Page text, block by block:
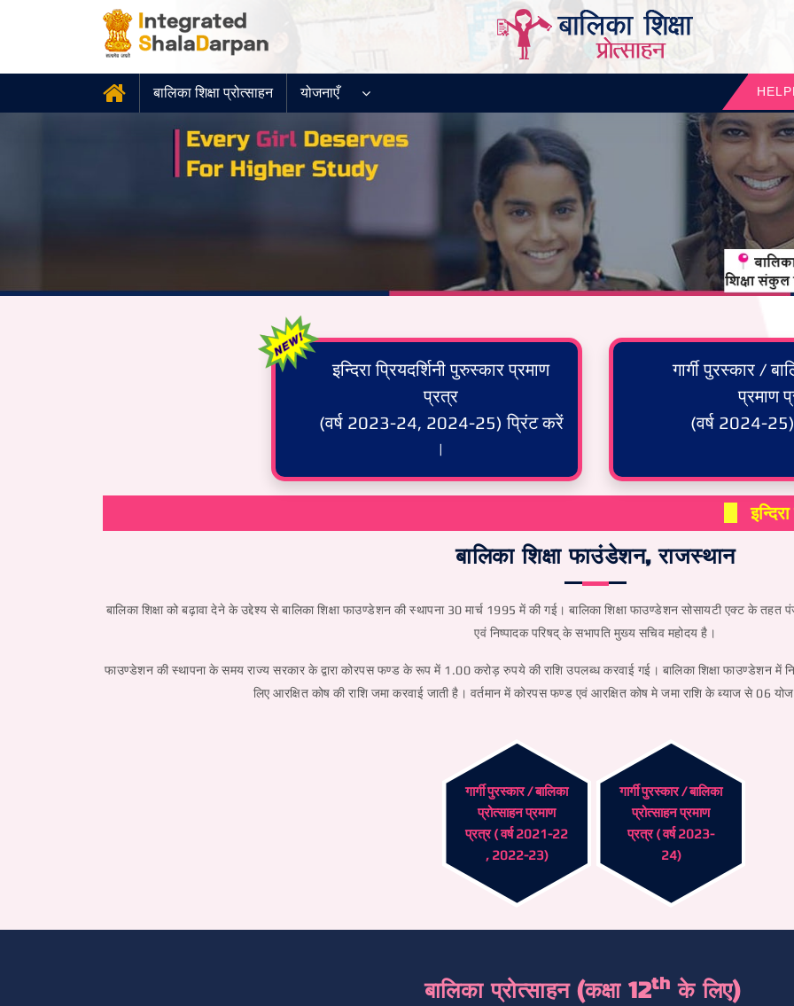
बालिका शिक्षा प्रोत्साहन योजनाएँ
इन्दिरा प्रियदर्शिनी पुरुस्कार प्रमाण
प्रत्र
(वर्ष 2023-24, 2024-25) प्रिंट करें
|
गार्गी पुरस्कार /
प्रमाण
(वर्ष 2024-
इन्दिरा
बालिका शिक्षा फाउंडेशन, राजस्थान
बालिका शिक्षा को बढ़ावा देने के उद्देश्य से बालिका शिक्षा फाउण्डेशन की स्थापना 30 मार्च 1995 में की गई। बालिका शिक्षा फाउण्डेशन सोसायटी एक्ट के
एवं निष्पादक परिषद् के सभापति मुख्य सचिव महोदय है।
फाउण्डेशन की स्थापना के समय राज्य सरकार के द्वारा कोरपस फण्ड के रूप में 1.00 करोड़ रुपये की राशि उपलब्ध करवाई गई। बालिका शिक्षा फाउण्डेशन में
लिए आरक्षित कोष की राशि जमा करवाई जाती है। वर्तमान में कोरपस फण्ड एवं आरक्षित कोष मे जमा राशि के ब्याज से 06
गार्गी पुरस्कार / बालिका
प्रोत्साहन प्रमाण
प्रत्र ( वर्ष 2021-22
, 2022-23)
गार्गी पुरस्कार / बालिका
प्रोत्साहन प्रमाण
प्रत्र ( वर्ष 2023-
24)
बालिका प्रोत्साहन (कक्षा 12thके लिए)